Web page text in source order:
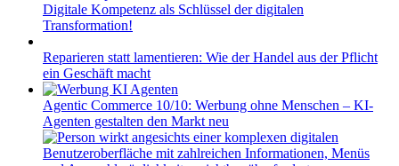
Digitale Kompetenz als Schlüssel der digitalen
Transformation!
Reparieren statt lamentieren: Wie der Handel aus der Pflicht
ein Geschäft macht
Agentic Commerce 10/10: Werbung ohne Menschen – KI-
Agenten gestalten den Markt neu